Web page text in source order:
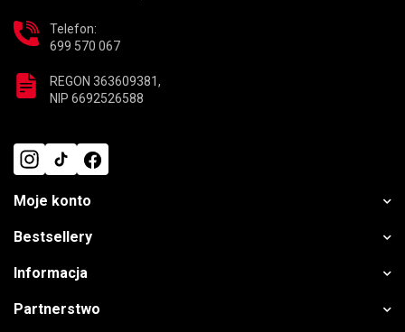
Telefon:
699 570 067
REGON 363609381,
NIP 6692526588
Moje konto
Bestsellery
Informacja
Partnerstwo